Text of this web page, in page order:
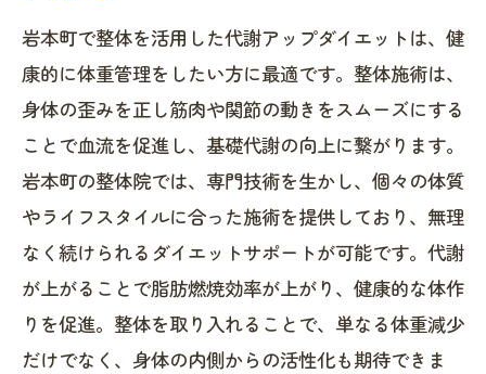
想の身体を手に入れよう！
岩本町の整体院が教える代謝アップダイエッ
トの最新トレンドと施術内容
岩本町整体で健康的に痩せる！代謝アップダ
イエット成功の秘訣とは？
岩本町で整体を活用した代謝アップダイエットは、健
康的に体重管理をしたい方に最適です。整体施術は、
身体の歪みを正し筋肉や関節の動きをスムーズにする
ことで血流を促進し、基礎代謝の向上に繋がります。
岩本町の整体院では、専門技術を生かし、個々の体質
やライフスタイルに合った施術を提供しており、無理
なく続けられるダイエットサポートが可能です。代謝
が上がることで脂肪燃焼効率が上がり、健康的な体作
りを促進。整体を取り入れることで、単なる体重減少
だけでなく、身体の内側からの活性化も期待できま